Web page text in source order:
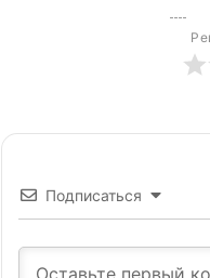
Подписаться